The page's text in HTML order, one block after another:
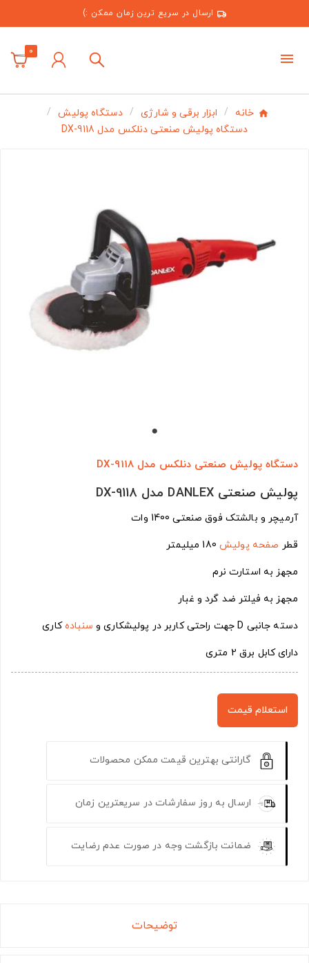
ارسال در سریع ترین زمان ممکن :)
0
خانه ابزار برقی و شارژی
دستگاه پولیش
دستگاه پولیش صنعتی دنلکس مدل DX-9118
دستگاه پولیش صنعتی دنلکس مدل DX-9118
پولیش صنعتی DANLEX مدل DX-9118
آرمیچر و بالشتک فوق صنعتی 1400 وات
قطر صفحه پولیش180 میلیمتر
مجهز به استارت نرم
مجهز به فیلتر ضد گرد و غبار
دسته جانبی D جهت راحتی کاربر در پولیشکاری و سنبادهکاری
دارای کابل برق 2 متری
استعلام قیمت
گارانتی بهترین قیمت ممکن محصولات
ارسال به روز سفارشات در سریعترین زمان
ضمانت بازگشت وجه در صورت عدم رضایت
توضیحات